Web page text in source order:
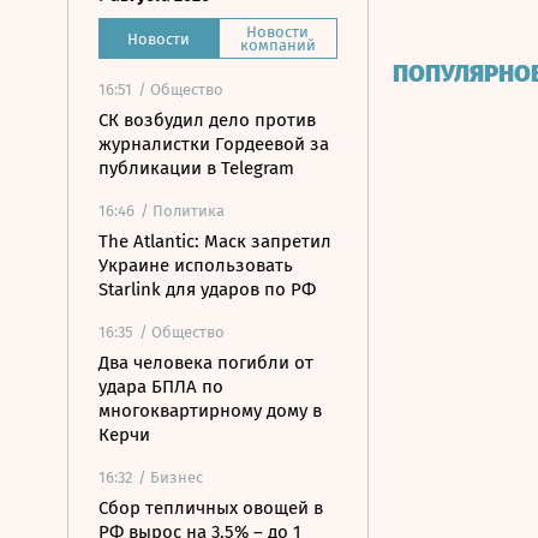
Новости Новости
компаний
16:51 / Общество
СК возбудил дело против
журналистки Гордеевой за
публикации в Telegram
16:46 / Политика
The Atlantic: Маск запретил
Украине использовать
Starlink для ударов по РФ
16:35 / Общество
Два человека погибли от
удара БПЛА по
многоквартирному дому в
Керчи
16:32 / Бизнес
Сбор тепличных овощей в
РФ вырос на 3,5% – до 1